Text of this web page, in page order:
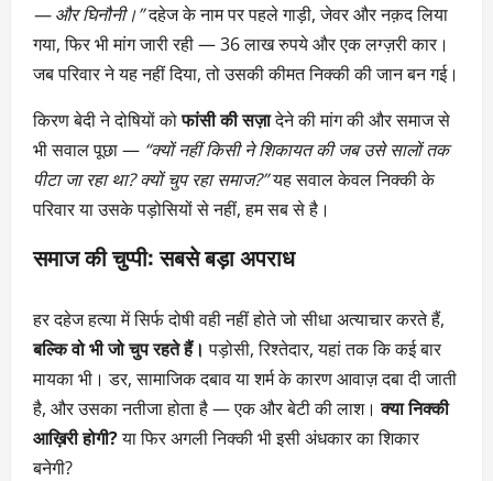
— और घिनौनी।”दहेज के नाम पर पहले गाड़ी, जेवर और नक़द लिया
गया, फिर भी मांग जारी रही — 36 लाख रुपये और एक लग्ज़री कार।
जब परिवार ने यह नहीं दिया, तो उसकी कीमत निक्की की जान बन गई।
किरण बेदी ने दोषियों कोफांसी की सज़ादेने की मांग की और समाज से
भी सवाल पूछा — “क्यों नहीं किसी ने शिकायत की जब उसे सालों तक
पीटा जा रहा था? क्यों चुप रहा समाज?”यह सवाल केवल निक्की के
परिवार या उसके पड़ोसियों से नहीं, हम सब से है।
समाज की चुप्पी: सबसे बड़ा अपराध
हर दहेज हत्या में सिर्फ दोषी वही नहीं होते जो सीधा अत्याचार करते हैं,
बल्कि वो भी जो चुप रहते हैं। पड़ोसी, रिश्तेदार, यहां तक कि कई बार
मायका भी। डर, सामाजिक दबाव या शर्म के कारण आवाज़ दबा दी जाती
है, और उसका नतीजा होता है — एक और बेटी की लाश।क्या निक्की
आख़िरी होगी?या फिर अगली निक्की भी इसी अंधकार का शिकार
बनेगी?